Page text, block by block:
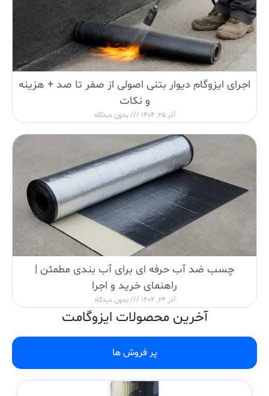
اجرای ایزوگام دیوار بتنی اصولی از صفر تا صد + هزینه
و نکات
آذر 25, 1404 بدون دیدگاه
چسب ضد آب حرفه ای برای آب بندی مطمئن |
راهنمای خرید و اجرا
آذر 24, 1404 بدون دیدگاه
آخرین محصولات ایزوگامت
پر فروش ها